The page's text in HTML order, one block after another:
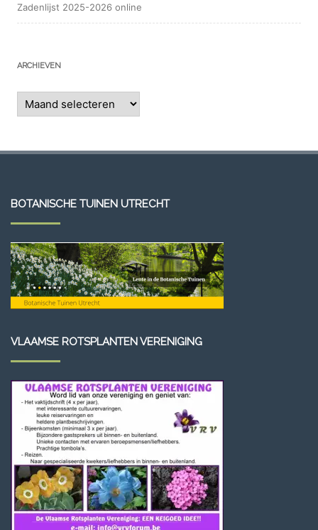
Zadenlijst 2025-2026 online
ARCHIEVEN
Archieven
BOTANISCHE TUINEN UTRECHT
VLAAMSE ROTSPLANTEN VERENIGING